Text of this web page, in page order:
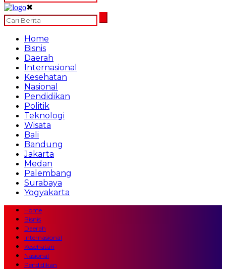
✖
Home
Bisnis
Daerah
Internasional
Kesehatan
Nasional
Pendidikan
Politik
Teknologi
Wisata
Bali
Bandung
Jakarta
Medan
Palembang
Surabaya
Yogyakarta
Home
Bisnis
Daerah
Internasional
Kesehatan
Nasional
Pendidikan